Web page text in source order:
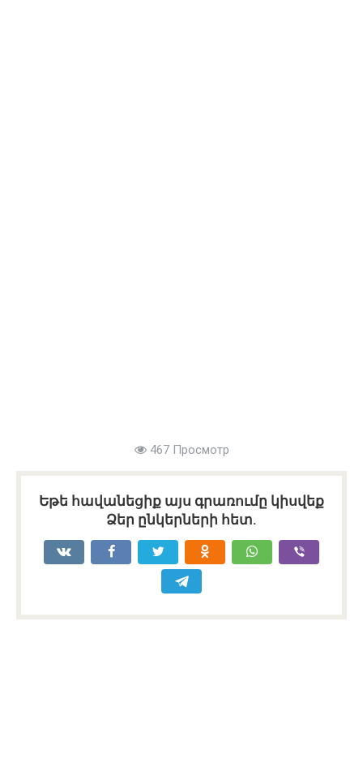
467 Просмотр
Եթե հավանեցիք այս գրառումը կիսվեք
Ձեր ընկերների հետ.